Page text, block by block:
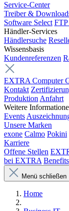
Service-Center
Treiber &
Software Select
Händler-Services
Händlersuche
Wissensbasis
Kundenreferenzen
EXTRA Computer
Kontakt
Produktion Anfahrt
Weitere
Events
Unsere Marken
exone Calmo Pokini
Karriere
Offene Stellen
bei EXTRA Benefits
Menü schließen
Home